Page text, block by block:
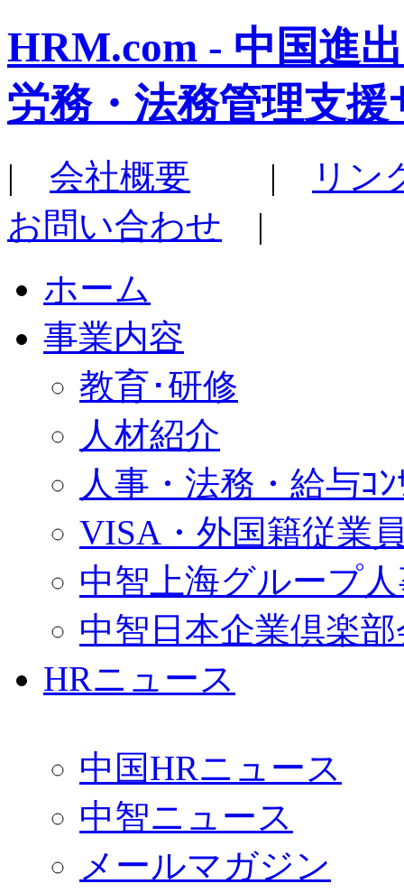
HRM.com - 中国進
労務・法務管理支援
| 会社概要 |
リン
お問い合わせ |
ホーム
事業内容
教育･研修
人材紹介
人事・法務・給与ｺﾝ
VISA・外国籍従業
中智上海グループ
中智日本企業倶楽
HRニュース
中国HRニュース
中智ニュース
メールマガジン